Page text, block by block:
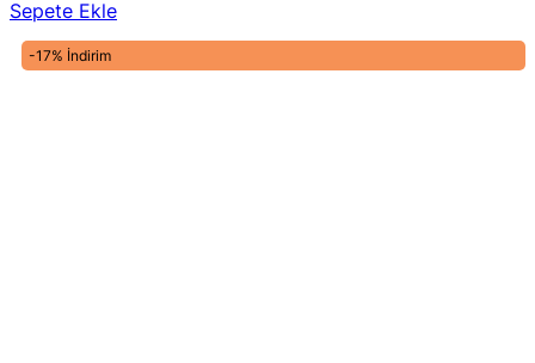
fiyat:
Sepete Ekle
-17% İndirim